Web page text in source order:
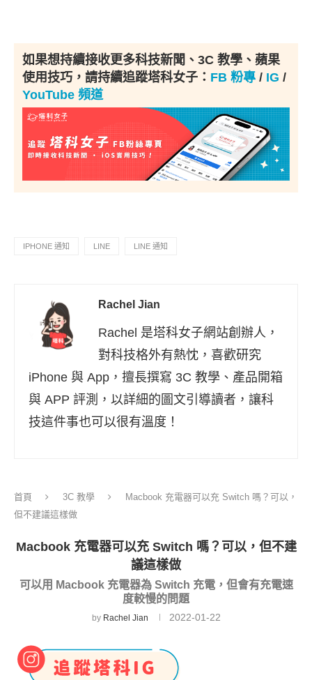
如果想持續接收更多科技新聞、3C 教學、蘋果
使用技巧，請持續追蹤塔科女子： FB 粉專 / IG /
YouTube 頻道
IPHONE 通知 LINE LINE 通知
Rachel Jian
Rachel 是塔科女子網站創辦人，
對科技格外有熱忱，喜歡研究
iPhone 與 App，擅長撰寫 3C 教學、產品開箱
與 APP 評測，以詳細的圖文引導讀者，讓科
技這件事也可以很有溫度！
首頁 3C 教學
Macbook 充電器可以充 Switch 嗎？可以，
但不建議這樣做
Macbook 充電器可以充 Switch 嗎？可以，但不建
議這樣做
可以用 Macbook 充電器為 Switch 充電，但會有充電速
度較慢的問題
by Rachel Jian 2022-01-22